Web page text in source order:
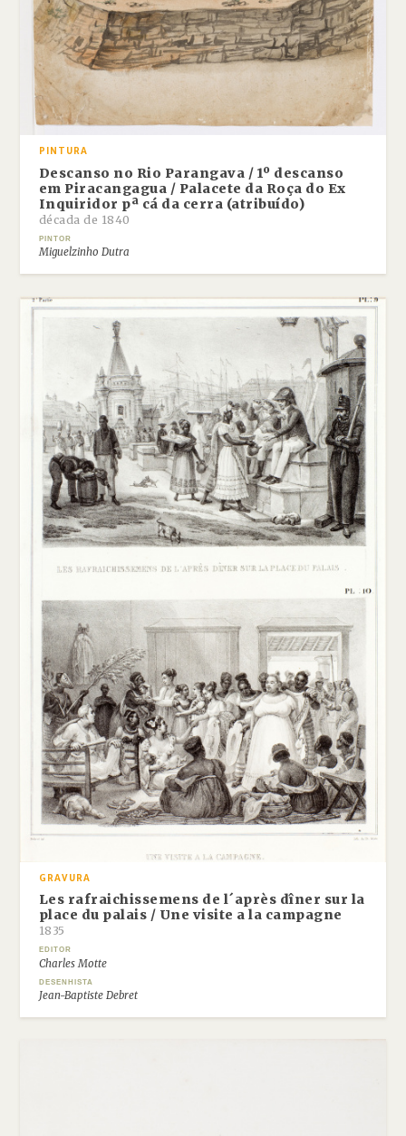
PINTURA
Descanso no Rio Parangava / 1º descanso
em Piracangagua / Palacete da Roça do Ex
Inquiridor pª cá da cerra (atribuído)
década de 1840
PINTOR
Miguelzinho Dutra
GRAVURA
Les rafraichissemens de l´après dîner sur la
place du palais / Une visite a la campagne
1835
EDITOR
Charles Motte
DESENHISTA
Jean-Baptiste Debret